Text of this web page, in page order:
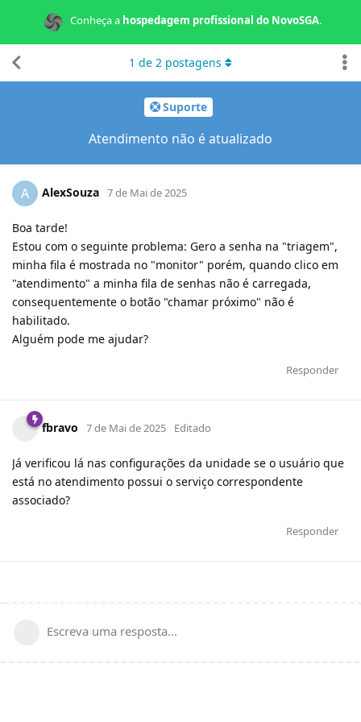
Conheça a hospedagem profissional do NovoSGA.
Suporte
Atendimento não é atualizado
1 de 2 postagens
A AlexSouza 7 de Mai de 2025
Boa tarde!
Estou com o seguinte problema: Gero a senha na "triagem",
minha fila é mostrada no "monitor" porém, quando clico em
"atendimento" a minha fila de senhas não é carregada,
consequentemente o botão "chamar próximo" não é
habilitado.
Alguém pode me ajudar?
Responder
fbravo 7 de Mai de 2025 Editado
Já verificou lá nas configurações da unidade se o usuário que
está no atendimento possui o serviço correspondente
associado?
Responder
Escreva uma resposta...